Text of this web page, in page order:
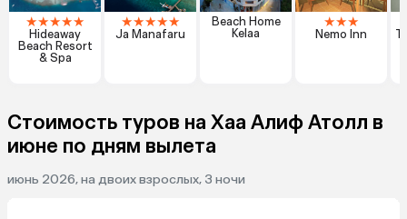
★★★★★
Hideaway
Beach Resort
& Spa
★★★★★
Ja Manafaru
Beach Home
Kelaa
★★★
Nemo Inn
Стоимость туров на Хаа Алиф Атолл в
июне по дням вылета
июнь 2026, на двоих взрослых, 3 ночи